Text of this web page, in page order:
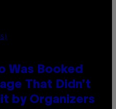
Was Booked
That Didn’t
by Organizers